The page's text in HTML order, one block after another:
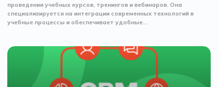
проведения учебных курсов, тренингов и вебинаров. Она
специализируется на интеграции современных технологий в
учебные процессы и обеспечивает удобные...